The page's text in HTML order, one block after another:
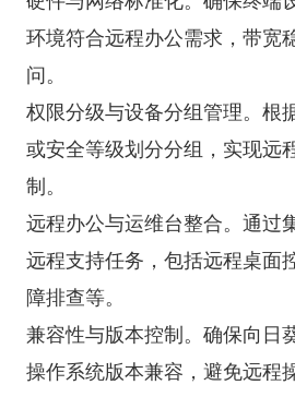
环境符合远程办公需求，带宽
问。
权限分级与设备分组管理。根
或安全等级划分分组，实现远
制。
远程办公与运维台整合。通过
远程支持任务，包括远程桌面
障排查等。
兼容性与版本控制。确保向日
操作系统版本兼容，避免远程